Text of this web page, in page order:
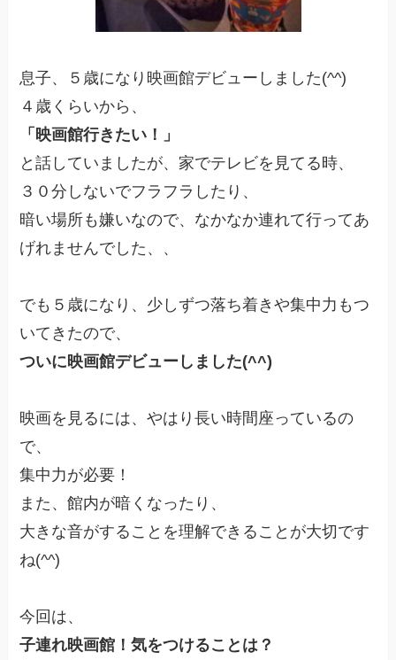
息子、５歳になり映画館デビューしました(^^)
４歳くらいから、
「映画館行きたい！」
と話していましたが、家でテレビを見てる時、
３０分しないでフラフラしたり、
暗い場所も嫌いなので、なかなか連れて行ってあ
げれませんでした、、
でも５歳になり、少しずつ落ち着きや集中力もつ
いてきたので、
ついに映画館デビューしました(^^)
映画を見るには、やはり長い時間座っているの
で、
集中力が必要！
また、館内が暗くなったり、
大きな音がすることを理解できることが大切です
ね(^^)
今回は、
子連れ映画館！気をつけることは？